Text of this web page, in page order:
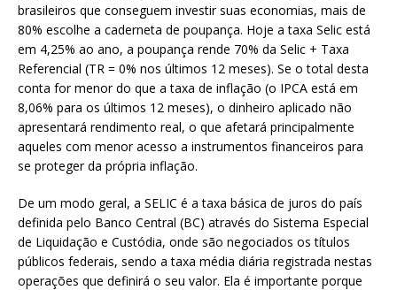
brasileiros que conseguem investir suas economias, mais de
80% escolhe a caderneta de poupança. Hoje a taxa Selic está
em 4,25% ao ano, a poupança rende 70% da Selic + Taxa
Referencial (TR = 0% nos últimos 12 meses). Se o total desta
conta for menor do que a taxa de inflação (o IPCA está em
8,06% para os últimos 12 meses), o dinheiro aplicado não
apresentará rendimento real, o que afetará principalmente
aqueles com menor acesso a instrumentos financeiros para
se proteger da própria inflação.
De um modo geral, a SELIC é a taxa básica de juros do país
definida pelo Banco Central (BC) através do Sistema Especial
de Liquidação e Custódia, onde são negociados os títulos
públicos federais, sendo a taxa média diária registrada nestas
operações que definirá o seu valor. Ela é importante porque